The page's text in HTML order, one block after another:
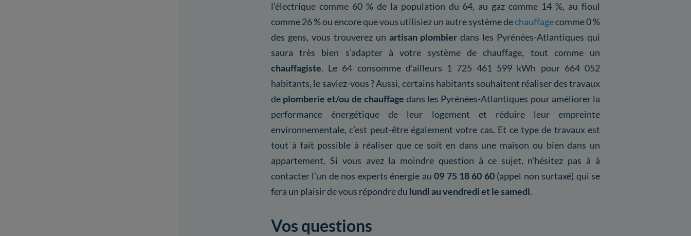
l’électrique comme 60 % de la population du 64, au gaz comme 14 %, au fioul
comme 26 % ou encore que vous utilisiez un autre système dechauffagecomme 0 %
des gens, vous trouverez un artisan plombier dans les Pyrénées-Atlantiques qui
saura très bien s’adapter à votre système de chauffage, tout comme un
chauffagiste. Le 64 consomme d’ailleurs 1 725 461 599 kWh pour 664 052
habitants, le saviez-vous ? Aussi, certains habitants souhaitent réaliser des travaux
de plomberie et/ou de chauffage dans les Pyrénées-Atlantiques pour améliorer la
performance énergétique de leur logement et réduire leur empreinte
environnementale, c’est peut-être également votre cas. Et ce type de travaux est
tout à fait possible à réaliser que ce soit en dans une maison ou bien dans un
appartement. Si vous avez la moindre question à ce sujet, n'hésitez pas à à
contacter l’un de nos experts énergie au 09 75 18 60 60(appel non surtaxé) qui se
fera un plaisir de vous répondre du lundi au vendredi et le samedi.
Vos questions